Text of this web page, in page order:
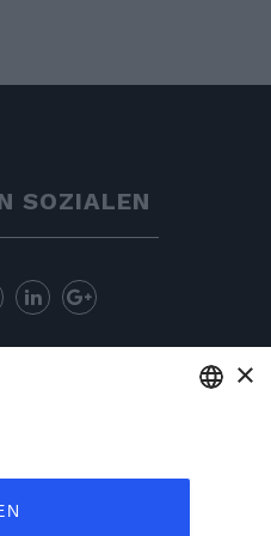
SOZIALEN
ITALIAN
×